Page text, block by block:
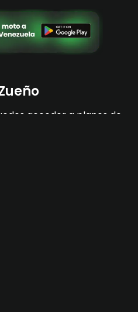
acceder a planes de